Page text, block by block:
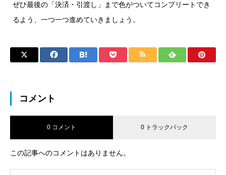
ぜひ最後の「決済・引渡し」まで色がついてコンプリートでき
るよう、一つ一つ進めていきましょう。
コメント
0 コメント 0 トラックバック
この記事へのコメントはありません。